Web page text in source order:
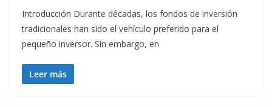
Introducción Durante décadas, los fondos de inversión
tradicionales han sido el vehículo preferido para el
pequeño inversor. Sin embargo, en
Leer más